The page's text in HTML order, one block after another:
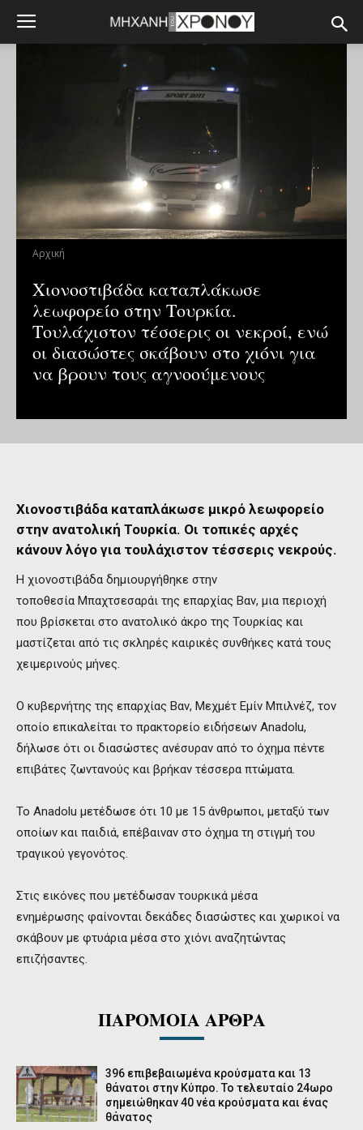
Αρχική
Χιονοστιβάδα καταπλάκωσε
λεωφορείο στην Τουρκία.
Τουλάχιστον τέσσερις οι νεκροί, ενώ
οι διασώστες σκάβουν στο χιόνι για
να βρουν τους αγνοούμενους
Χιονοστιβάδα καταπλάκωσε μικρό λεωφορείο
στην ανατολική Τουρκία. Οι τοπικές αρχές
κάνουν λόγο για τουλάχιστον τέσσερις νεκρούς.
Η χιονοστιβάδα δημιουργήθηκε στην
τοποθεσία Μπαχτσεσαράι της επαρχίας Βαν, μια περιοχή
που βρίσκεται στο ανατολικό άκρο της Τουρκίας και
μαστίζεται από τις σκληρές καιρικές συνθήκες κατά τους
χειμερινούς μήνες.
Ο κυβερνήτης της επαρχίας Βαν, Μεχμέτ Εμίν Μπιλνέζ, τον
οποίο επικαλείται το πρακτορείο ειδήσεων Anadolu,
δήλωσε ότι οι διασώστες ανέσυραν από το όχημα πέντε
επιβάτες ζωντανούς και βρήκαν τέσσερα πτώματα.
Το Anadolu μετέδωσε ότι 10 με 15 άνθρωποι, μεταξύ των
οποίων και παιδιά, επέβαιναν στο όχημα τη στιγμή του
τραγικού γεγονότος.
Στις εικόνες που μετέδωσαν τουρκικά μέσα
ενημέρωσης φαίνονται δεκάδες διασώστες και χωρικοί να
σκάβουν με φτυάρια μέσα στο χιόνι αναζητώντας
επιζήσαντες.
ΠΑΡΟΜΟΙΑ ΑΡΘΡΑ
396 επιβεβαιωμένα κρούσματα και 13
θάνατοι στην Κύπρο. Το τελευταίο 24ωρο
σημειώθηκαν 40 νέα κρούσματα και ένας
θάνατος